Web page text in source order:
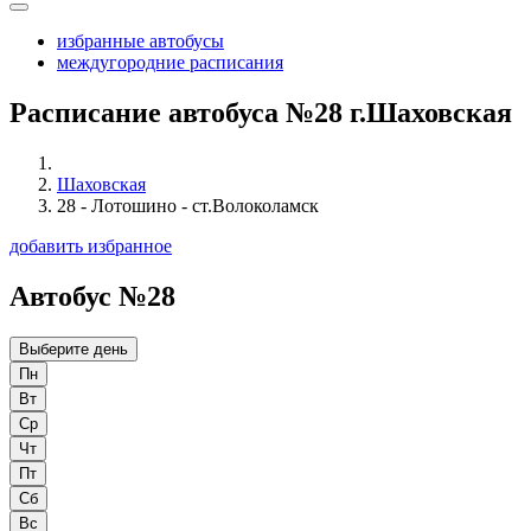
избранные автобусы
междугородние расписания
Расписание автобуса №28 г.Шаховская
Шаховская
28 - Лотошино - ст.Волоколамск
добавить избранное
Автобус №28
Выберите день
Пн
Вт
Ср
Чт
Пт
Сб
Вс